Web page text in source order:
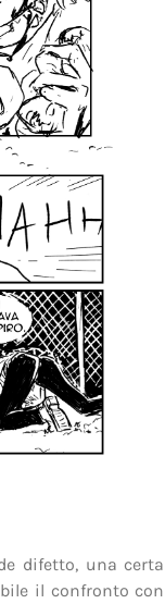
difetto, una certa
il confronto con